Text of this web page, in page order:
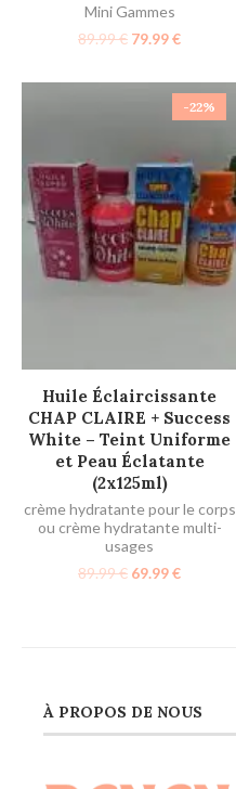
Mini Gammes
89.99€ 79.99€
-22%
AJOUTER AU PANIER
Huile Éclaircissante
CHAP CLAIRE + Success
White – Teint Uniforme
et Peau Éclatante
(2x125ml)
crème hydratante pour le corps
ou crème hydratante multi-
usages
89.99€ 69.99€
À PROPOS DE NOUS